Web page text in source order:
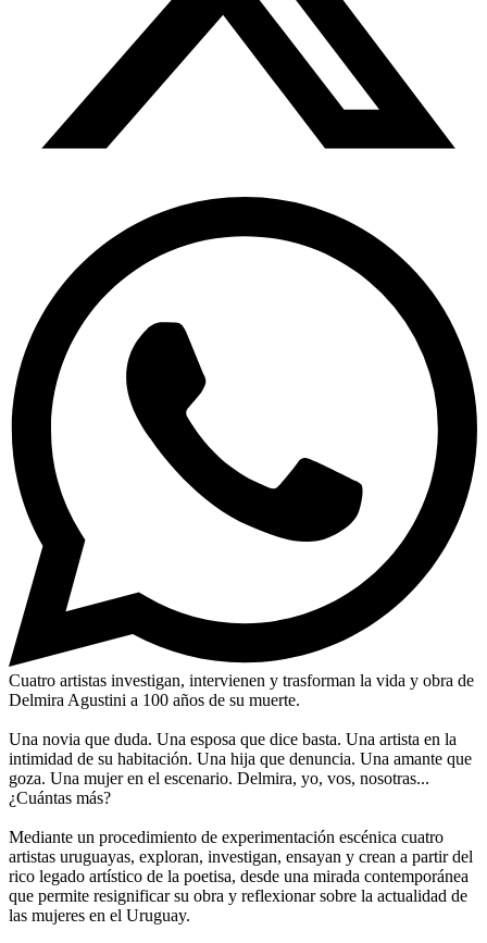
Cuatro artistas investigan, intervienen y trasforman la vida y obra de
Delmira Agustini a 100 años de su muerte.
Una novia que duda. Una esposa que dice basta. Una artista en la
intimidad de su habitación. Una hija que denuncia. Una amante que
goza. Una mujer en el escenario. Delmira, yo, vos, nosotras...
¿Cuántas más?
Mediante un procedimiento de experimentación escénica cuatro
artistas uruguayas, exploran, investigan, ensayan y crean a partir del
rico legado artístico de la poetisa, desde una mirada contemporánea
que permite resignificar su obra y reflexionar sobre la actualidad de
las mujeres en el Uruguay.